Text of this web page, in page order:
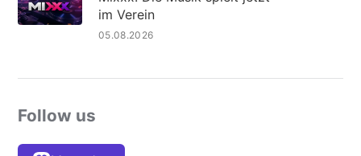
im Verein
05.08.2026
Follow us